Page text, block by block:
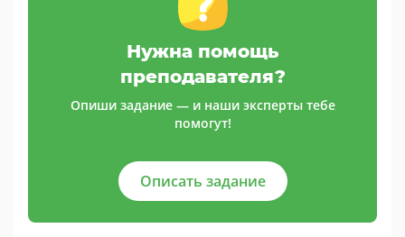
Нужна помощь
преподавателя?
Опиши задание — и наши эксперты тебе
помогут!
Описать задание